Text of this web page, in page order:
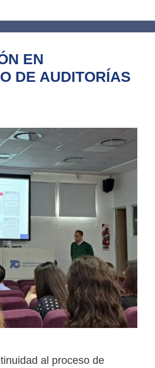
EN
DE AUDITORÍAS
al proceso de